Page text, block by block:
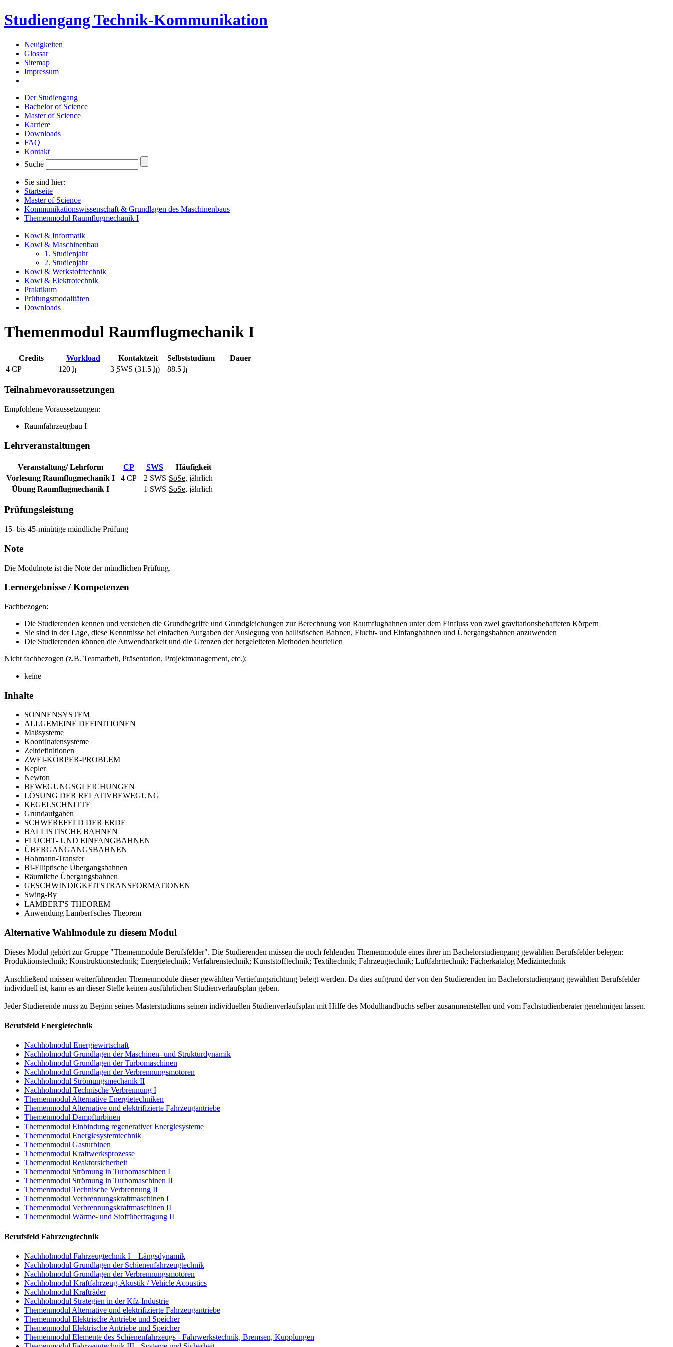
Studiengang Technik-Kommunikation
Neuigkeiten
Glossar
Sitemap
Impressum
Der Studiengang
Bachelor of Science
Master of Science
Karriere
Downloads
FAQ
Kontakt
Suche
Sie sind hier:
Startseite
Master of Science
Kommunikationswissenschaft & Grundlagen des Maschinenbaus
Themenmodul Raumflugmechanik I
Kowi & Informatik
Kowi & Maschinenbau
1. Studienjahr
2. Studienjahr
Kowi & Werkstofftechnik
Kowi & Elektrotechnik
Praktikum
Prüfungsmodalitäten
Downloads
Themenmodul Raumflugmechanik I
Credits Workload Kontaktzeit Selbststudium
Dauer
4 CP 120 h 3 SWS (31.5 h) 88.5 h
Teilnahmevoraussetzungen
Empfohlene Voraussetzungen:
Raumfahrzeugbau I
Lehrveranstaltungen
Veranstaltung/ Lehrform CP SWS
Häufigkeit
Vorlesung Raumflugmechanik I
4 CP 2 SWS SoSe, jährlich
Übung Raumflugmechanik I
1 SWS SoSe, jährlich
Prüfungsleistung
15- bis 45-minütige mündliche Prüfung
Note
Die Modulnote ist die Note der mündlichen Prüfung.
Lernergebnisse / Kompetenzen
Fachbezogen:
Die Studierenden kennen und verstehen die Grundbegriffe und Grundgleichungen zur Berechnung von Raumflugbahnen unter dem Einfluss von zwei gravitationsbehafteten Körpern
Sie sind in der Lage, diese Kenntnisse bei einfachen Aufgaben der Auslegung von ballistischen Bahnen, Flucht- und Einfangbahnen und Übergangsbahnen anzuwenden
Die Studierenden können die Anwendbarkeit und die Grenzen der hergeleiteten Methoden beurteilen
Nicht fachbezogen (z.B. Teamarbeit, Präsentation, Projektmanagement, etc.):
keine
Inhalte
SONNENSYSTEM
ALLGEMEINE DEFINITIONEN
Maßsysteme
Koordinatensysteme
Zeitdefinitionen
ZWEI-KÖRPER-PROBLEM
Kepler
Newton
BEWEGUNGSGLEICHUNGEN
LÖSUNG DER RELATIVBEWEGUNG
KEGELSCHNITTE
Grundaufgaben
SCHWEREFELD DER ERDE
BALLISTISCHE BAHNEN
FLUCHT- UND EINFANGBAHNEN
ÜBERGANGANGSBAHNEN
Hohmann-Transfer
BI-Elliptische Übergangsbahnen
Räumliche Übergangsbahnen
GESCHWINDIGKEITSTRANSFORMATIONEN
Swing-By
LAMBERT'S THEOREM
Anwendung Lambert'sches Theorem
Alternative Wahlmodule zu diesem Modul
Dieses Modul gehört zur Gruppe "Themenmodule Berufsfelder". Die Studierenden müssen die noch fehlenden Themenmodule eines ihrer im Bachelorstudiengang gewählten Berufsfelder belegen:
Produktionstechnik; Konstruktionstechnik; Energietechnik; Verfahrenstechnik; Kunststofftechnik; Textiltechnik; Fahrzeugtechnik; Luftfahrttechnik; Fächerkatalog Medizintechnik
Anschließend müssen weiterführenden Themenmodule dieser gewählten Vertiefungsrichtung belegt werden. Da dies aufgrund der von den Studierenden im Bachelorstudiengang gewählten Berufsfelder
individuell ist, kann es an dieser Stelle keinen ausführlichen Studienverlaufsplan geben.
Jeder Studierende muss zu Beginn seines Masterstudiums seinen individuellen Studienverlaufsplan mit Hilfe des Modulhandbuchs selber zusammenstellen und vom Fachstudienberater genehmigen lassen.
Berufsfeld Energietechnik
Nachholmodul Energiewirtschaft
Nachholmodul Grundlagen der Maschinen- und Strukturdynamik
Nachholmodul Grundlagen der Turbomaschinen
Nachholmodul Grundlagen der Verbrennungsmotoren
Nachholmodul Strömungsmechanik II
Nachholmodul Technische Verbrennung I
Themenmodul Alternative Energietechniken
Themenmodul Alternative und elektrifizierte Fahrzeugantriebe
Themenmodul Dampfturbinen
Themenmodul Einbindung regenerativer Energiesysteme
Themenmodul Energiesystemtechnik
Themenmodul Gasturbinen
Themenmodul Kraftwerksprozesse
Themenmodul Reaktorsicherheit
Themenmodul Strömung in Turbomaschinen I
Themenmodul Strömung in Turbomaschinen II
Themenmodul Technische Verbrennung II
Themenmodul Verbrennungskraftmaschinen I
Themenmodul Verbrennungskraftmaschinen II
Themenmodul Wärme- und Stoffübertragung II
Berufsfeld Fahrzeugtechnik
Nachholmodul Fahrzeugtechnik I – Längsdynamik
Nachholmodul Grundlagen der Schienenfahrzeugtechnik
Nachholmodul Grundlagen der Verbrennungsmotoren
Nachholmodul Kraftfahrzeug-Akustik / Vehicle Acoustics
Nachholmodul Krafträder
Nachholmodul Strategien in der Kfz-Industrie
Themenmodul Alternative und elektrifizierte Fahrzeugantriebe
Themenmodul Elektrische Antriebe und Speicher
Themenmodul Elektrische Antriebe und Speicher
Themenmodul Elemente des Schienenfahrzeugs - Fahrwerkstechnik, Bremsen, Kupplungen